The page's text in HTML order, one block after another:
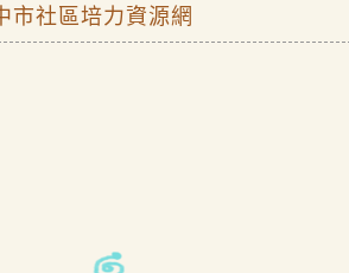
市社區培力資源網